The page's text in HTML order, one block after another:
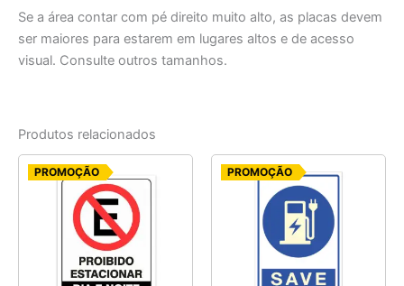
Se a área contar com pé direito muito alto, as placas devem
ser maiores para estarem em lugares altos e de acesso
visual. Consulte outros tamanhos.
Produtos relacionados
PROMOÇÃO
O
preço
original
era:
R$ 11,05.
preço
atual
é:
R$ 8,85.
PROMOÇÃO
O
preço
original
era:
R$ 35,00.
preço
atual
é:
R$ 31,50.